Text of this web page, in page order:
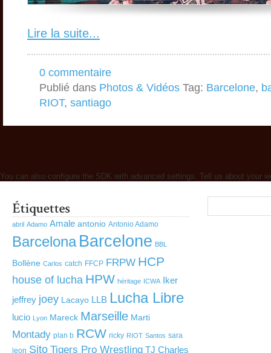
Lire la suite...
0 commentaire
Publié dans Photos & Vidéos Tag: Barcelone,
RIOT, santiago
You can also configure the SDK with advanced settings. Tell us about your
abril Adamo Amale antonio Antonio Adamo
Barcelona Barcelone BBL
Bollène Carlos catch FFCP FRPW HCP
house of lucha HPW héritage ICWA Iker
jeffrey joey Lacayo LLB Lucha Libre
lucio Lyon Mareck Marseille Marti
Montady plan b RCW ricky RIOT Santos sara
leon Sito Tigers Pro Wrestling TJ Charles